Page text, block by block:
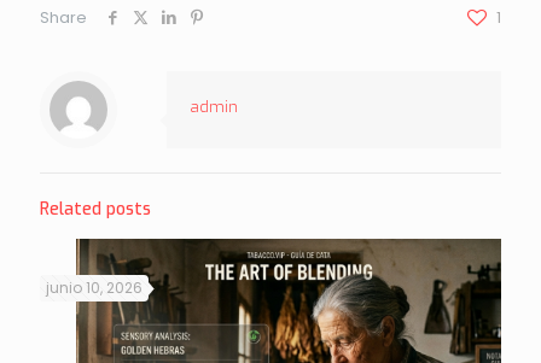
Share 1
admin
Related posts
junio 10, 2026